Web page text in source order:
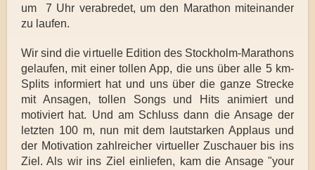
um 7 Uhr verabredet, um den Marathon miteinander
zu laufen.
Wir sind die virtuelle Edition des Stockholm-Marathons
gelaufen, mit einer tollen App, die uns über alle 5 km-
Splits informiert hat und uns über die ganze Strecke
mit Ansagen, tollen Songs und Hits animiert und
motiviert hat. Und am Schluss dann die Ansage der
letzten 100 m, nun mit dem lautstarken Applaus und
der Motivation zahlreicher virtueller Zuschauer bis ins
Ziel. Als wir ins Ziel einliefen, kam die Ansage "your